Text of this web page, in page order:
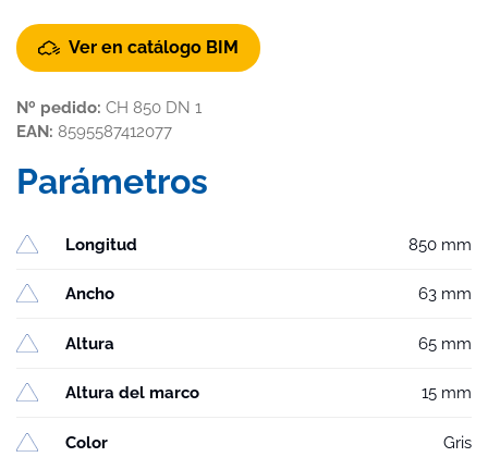
Ver en catálogo BIM
Nº pedido: CH 850 DN 1
EAN: 8595587412077
Parámetros
Longitud 850 mm
Ancho 63 mm
Altura 65 mm
Altura del marco 15 mm
Color Gris